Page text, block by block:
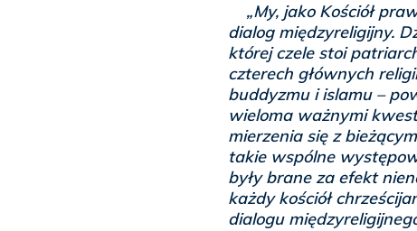
„My, jako Kościół
dialog międzyreligijny.
której czele stoi
czterech głównych
buddyzmu i islamu –
wieloma ważnymi
mierzenia się z
takie wspólne
były brane za efekt
każdy kościół
dialogu